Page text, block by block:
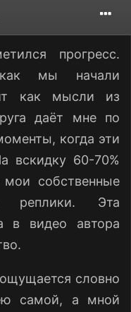
прогресс.
мы начали
как мысли из
даёт мне по
когда эти
вскидку 60-70%
мои собственные
реплики. Эта
в видео автора
словно
самой, а мной